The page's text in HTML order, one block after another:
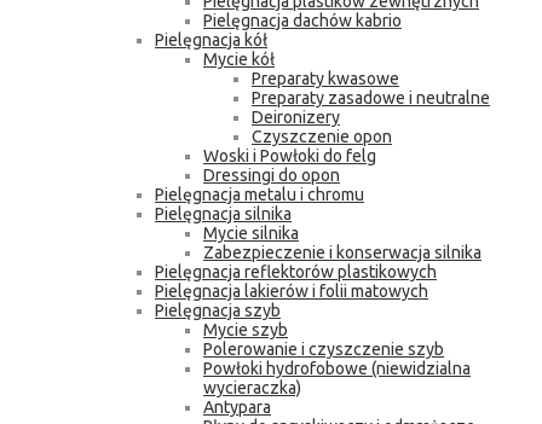
Pielęgnacja dachów kabrio
Pielęgnacja kół
Mycie kół
Preparaty kwasowe
Preparaty zasadowe i neutralne
Deironizery
Czyszczenie opon
Woski i Powłoki do felg
Dressingi do opon
Pielęgnacja metalu i chromu
Pielęgnacja silnika
Mycie silnika
Zabezpieczenie i konserwacja silnika
Pielęgnacja reflektorów plastikowych
Pielęgnacja lakierów i folii matowych
Pielęgnacja szyb
Mycie szyb
Polerowanie i czyszczenie szyb
Powłoki hydrofobowe (niewidzialna
wycieraczka)
Antypara